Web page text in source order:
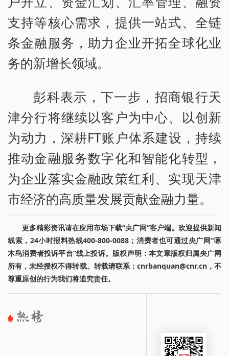
支持等核心需求，提供一站式、全链
条金融服务，助力企业开拓全球化业
务的新增长领域。
彭科表示，下一步，招商银行天
津分行将继续以客户为中心、以创新
为动力，深耕FT账户体系建设，持续
推动金融服务数字化和智能化转型，
为企业落实金融政策红利、实现天津
市经济的高质量发展贡献金融力量。
更多精彩资讯请在应用市场下载“央广网”客户端。欢迎提供新闻
线索，24小时报料热线400-800-0088；消费者也可通过央广网“啄
木鸟消费者投诉平台”线上投诉。版权声明：本文章版权归属央广网
所有，未经授权不得转载。转载请联系：cnrbanquan@cnr.cn，不
尊重原创的行为我们将追究责任。